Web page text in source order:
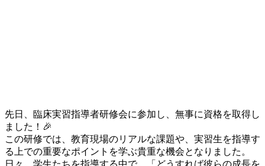
先日、臨床実習指導者研修会に参加し、無事に資格を取得し
ました！🎉
この研修では、教育現場のリアルな課題や、実習生を指導す
る上での重要なポイントを学ぶ貴重な機会となりました。
日々、学生たちを指導する中で、「どうすれば彼らの成長を